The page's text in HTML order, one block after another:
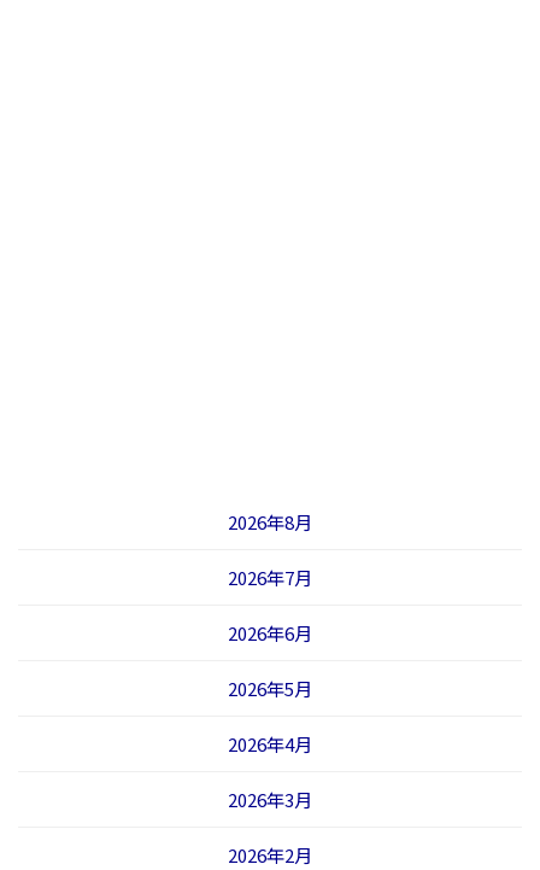
2026年8月
2026年7月
2026年6月
2026年5月
2026年4月
2026年3月
2026年2月